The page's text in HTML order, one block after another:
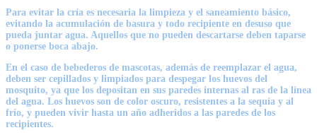
Para evitar la cría es necesaria la limpieza y el saneamiento básico,
evitando la acumulación de basura y todo recipiente en desuso que
pueda juntar agua. Aquellos que no pueden descartarse deben taparse
o ponerse boca abajo.
En el caso de bebederos de mascotas, además de reemplazar el agua,
deben ser cepillados y limpiados para despegar los huevos del
mosquito, ya que los depositan en sus paredes internas al ras de la línea
del agua. Los huevos son de color oscuro, resistentes a la sequía y al
frío, y pueden vivir hasta un año adheridos a las paredes de los
recipientes.